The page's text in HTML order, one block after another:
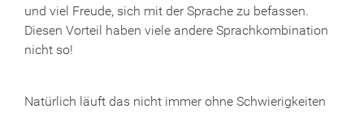
und viel Freude, sich mit der Sprache zu befassen.
Diesen Vorteil haben viele andere Sprachkombination
nicht so!
Natürlich läuft das nicht immer ohne Schwierigkeiten